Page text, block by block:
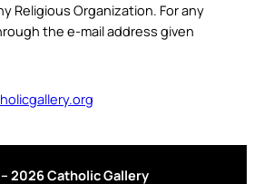
Religious Organization. For any
the e-mail address given
2026 Catholic Gallery